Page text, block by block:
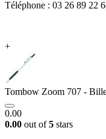
Téléphone : 03 26 89 22
+
Tombow Zoom 707 -
0.00
0.00 out of5 stars